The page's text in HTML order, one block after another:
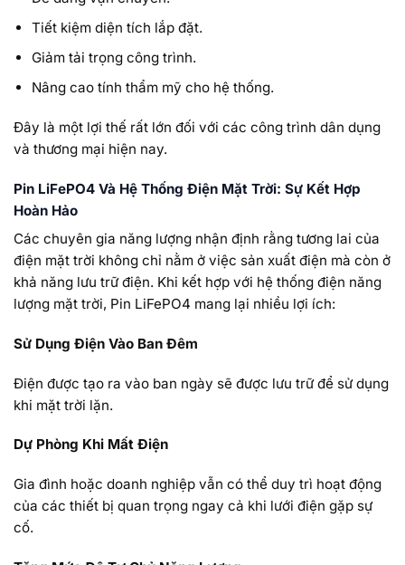
Tiết kiệm diện tích lắp đặt.
Giảm tải trọng công trình.
Nâng cao tính thẩm mỹ cho hệ thống.
Đây là một lợi thế rất lớn đối với các công trình dân dụng
và thương mại hiện nay.
Pin LiFePO4 Và Hệ Thống Điện Mặt Trời: Sự Kết Hợp
Hoàn Hảo
Các chuyên gia năng lượng nhận định rằng tương lai của
điện mặt trời không chỉ nằm ở việc sản xuất điện mà còn ở
khả năng lưu trữ điện. Khi kết hợp với hệ thống điện năng
lượng mặt trời, Pin LiFePO4 mang lại nhiều lợi ích:
Sử Dụng Điện Vào Ban Đêm
Điện được tạo ra vào ban ngày sẽ được lưu trữ để sử dụng
khi mặt trời lặn.
Dự Phòng Khi Mất Điện
Gia đình hoặc doanh nghiệp vẫn có thể duy trì hoạt động
của các thiết bị quan trọng ngay cả khi lưới điện gặp sự
cố.